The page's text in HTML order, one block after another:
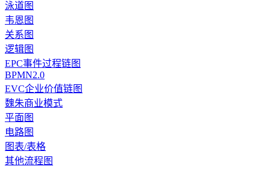
泳道图
韦恩图
关系图
逻辑图
EPC事件过程链图
BPMN2.0
EVC企业价值链图
魏朱商业模式
平面图
电路图
图表/表格
其他流程图